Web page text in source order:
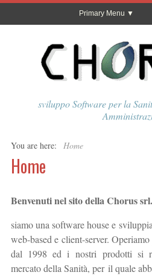
Primary Menu
sviluppo Software per la
You are here: Home
Home
Benvenuti nel sito della Chorus
siamo una software house e
web-based e client-server.
dal 1998 ed i nostri prodotti si
mercato della Sanità, per il quale